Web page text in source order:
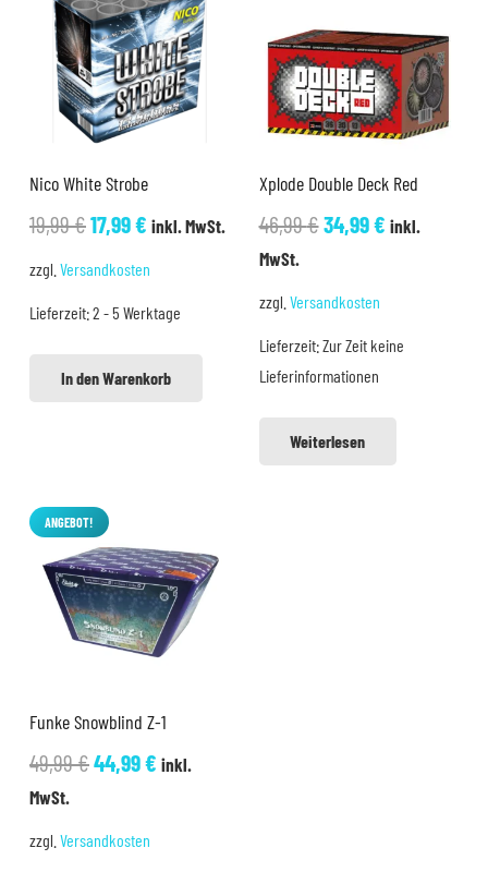
Nico White Strobe
19,99€Ursprünglicher
19,99 €
17,99€Aktueller
17,99 €.
inkl. MwSt.
zzgl. Versandkosten
Lieferzeit:2 - 5 Werktage
In den Warenkorb
Xplode Double Deck Red
46,99€Ursprünglicher
34,99€Aktueller
inkl.
MwSt.
zzgl. Versandkosten
Lieferzeit:Zur Zeit keine
Lieferinformationen
Weiterlesen
ANGEBOT!
Funke Snowblind Z-1
49,99€Ursprünglicher
44,99€Aktueller
inkl.
MwSt.
zzgl. Versandkosten